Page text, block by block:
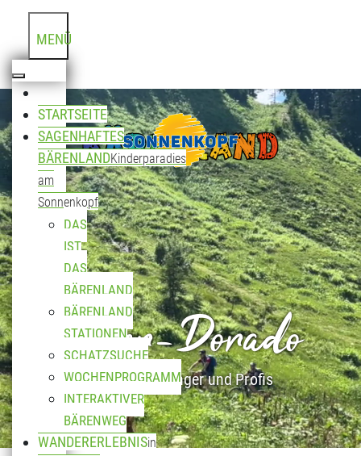
MENÜ
STARTSEITE
SAGENHAFTES
BÄRENLANDKinderparadies
am
Sonnenkopf
DAS
IST
DAS
BÄRENLAND
BÄRENLAND
STATIONEN
SCHATZSUCHE
WOCHENPROGRAMM
INTERAKTIVER
BÄRENWEG
WANDERERLEBNISin
Biker-Dorado
Spaß für Anfänger und Profis